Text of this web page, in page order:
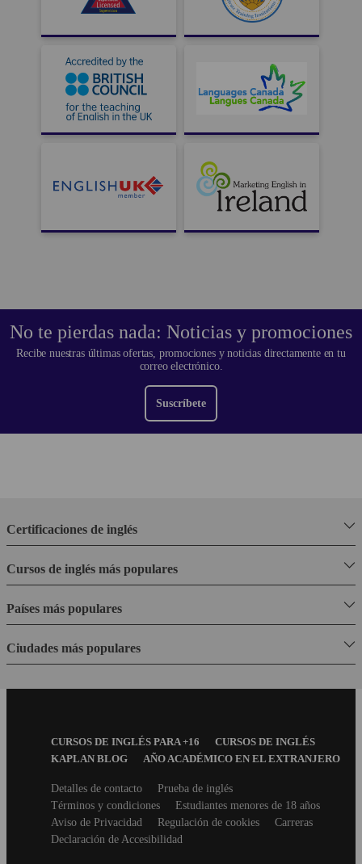
No te pierdas nada: Noticias y promociones
Recibe nuestras últimas ofertas, promociones y noticias directamente en tu
correo electrónico.
Suscríbete
Certificaciones de inglés
Cursos de inglés más populares
Países más populares
Ciudades más populares
FooterCURSOS DE INGLÉS PARA +16
CURSOS DE INGLÉS
KAPLAN BLOG
AÑO ACADÉMICO EN EL EXTRANJERO
SecondaryDetalles de contacto
Prueba de inglés
Términos y condiciones
Estudiantes menores de 18 años
Aviso de Privacidad
Regulación de cookies
Carreras
Declaración de Accesibilidad